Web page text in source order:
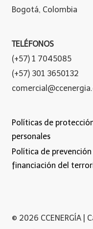
Bogotá, Colombia
TELÉFONOS
(+57) 1 7045085
(+57) 301 3650132
Políticas de
personales
Política de
financiación del
© 2026 CCENERGÍA |